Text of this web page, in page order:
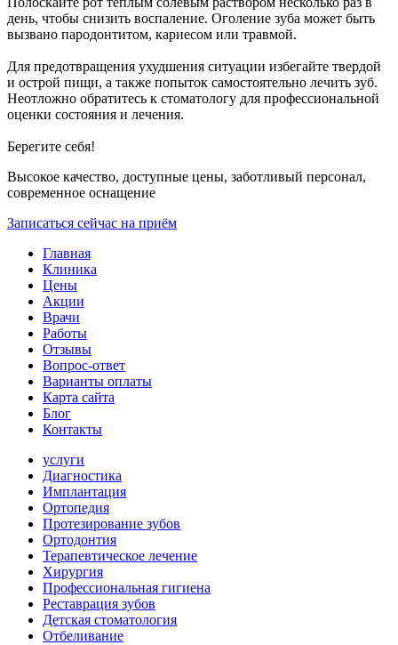
день, чтобы снизить воспаление. Оголение зуба может быть
вызвано пародонтитом, кариесом или травмой.
Для предотвращения ухудшения ситуации избегайте твердой
и острой пищи, а также попыток самостоятельно лечить зуб.
Неотложно обратитесь к стоматологу для профессиональной
оценки состояния и лечения.
Берегите себя!
Высокое качество, доступные цены, заботливый персонал,
современное оснащение
Записаться сейчас на приём
Главная
Клиника
Цены
Акции
Врачи
Работы
Отзывы
Вопрос-ответ
Варианты оплаты
Карта сайта
Блог
Контакты
услуги
Диагностика
Имплантация
Ортопедия
Протезирование зубов
Ортодонтия
Терапевтическое лечение
Хирургия
Профессиональная гигиена
Реставрация зубов
Детская стоматология
Отбеливание